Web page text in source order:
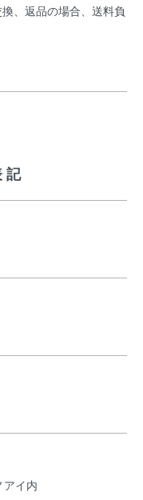
、返品の場合、送料負
イ内